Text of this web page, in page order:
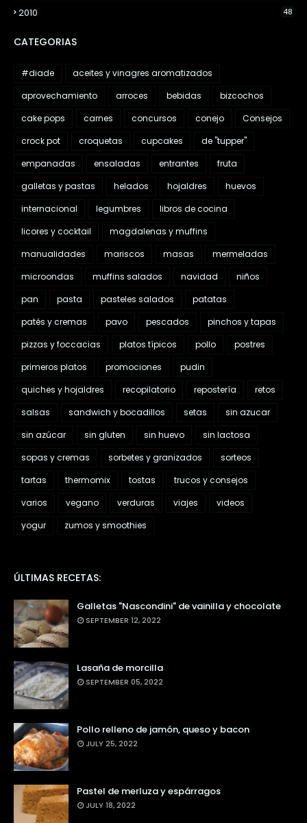
2010 48
CATEGORIAS
#diade
aceites y vinagres aromatizados
aprovechamiento
arroces bebidas
bizcochos
cake pops
carnes concursos conejo
Consejos
crock pot
croquetas cupcakes
de "tupper"
empanadas
ensaladas entrantes
fruta
galletas y pastas
helados hojaldres
huevos
internacional
legumbres
libros de cocina
licores y cocktail
magdalenas y muffins
manualidades
mariscos masas
mermeladas
microondas
muffins salados navidad
niños
pan
pasta pasteles salados
patatas
patés y cremas
pavo pescados
pinchos y tapas
pizzas y foccacias
platos típicos pollo
postres
primeros platos
promociones
pudin
quiches y hojaldres
recopilatorio repostería
retos
salsas
sandwich y bocadillos setas
sin azucar
sin azúcar
sin gluten sin huevo
sin lactosa
sopas y cremas
sorbetes y granizados
sorteos
tartas
thermomix tostas
trucos y consejos
varios
vegano verduras viajes
videos
yogur
zumos y smoothies
ÚLTIMAS RECETAS:
Galletas "Nascondini" de vainilla y chocolate
SEPTEMBER 12, 2022
Lasaña de morcilla
SEPTEMBER 05, 2022
Pollo relleno de jamón, queso y bacon
JULY 25, 2022
Pastel de merluza y espárragos
JULY 18, 2022